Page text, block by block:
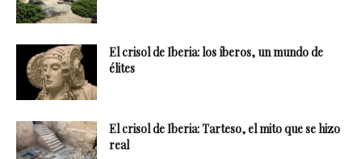
El crisol de Iberia: los íberos, un mundo de
élites
El crisol de Iberia: Tarteso, el mito que se hizo
real